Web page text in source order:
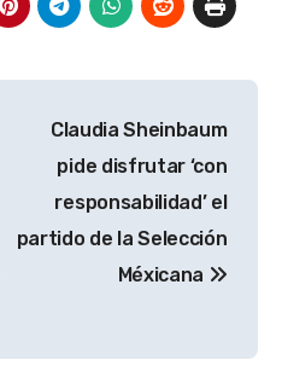
Claudia Sheinbaum
pide disfrutar ‘con
responsabilidad’ el
partido de la Selección
Méxicana